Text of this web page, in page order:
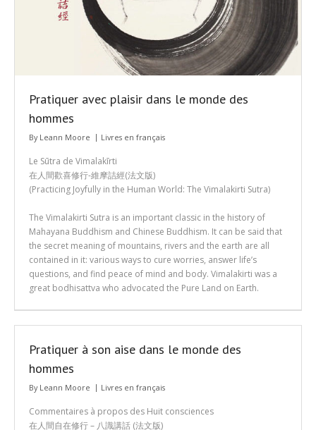
Pratiquer avec plaisir dans le monde des
hommes
By Leann Moore Livres en français
Le Sūtra de Vimalakīrti
在人間歡喜修行-維摩詰經(法文版)
(Practicing Joyfully in the Human World: The Vimalakirti Sutra)
The Vimalakirti Sutra is an important classic in the history of
Mahayana Buddhism and Chinese Buddhism. It can be said that
the secret meaning of mountains, rivers and the earth are all
contained in it: various ways to cure worries, answer life’s
questions, and find peace of mind and body. Vimalakirti was a
great bodhisattva who advocated the Pure Land on Earth.
Pratiquer à son aise dans le monde des
hommes
By Leann Moore Livres en français
Commentaires à propos des Huit consciences
在人間自在修行 – 八識講話 (法文版)